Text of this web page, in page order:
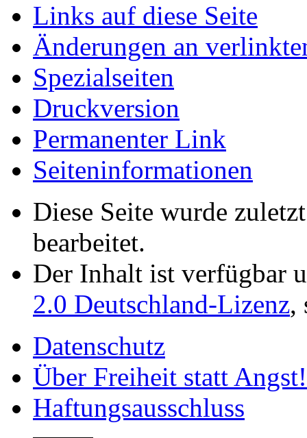
Links auf diese Seite
Änderungen an
Spezialseiten
Druckversion
Permanenter Link
Seiten­­informationen
Diese Seite wurde
bearbeitet.
Der Inhalt ist verfügbar
2.0 Deutschland-Lizenz,
Datenschutz
Über Freiheit statt Angst!
Haftungsausschluss